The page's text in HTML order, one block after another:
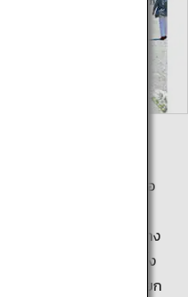
ตามคลองโดยมีกัปตันเรือ
ไปตามฤดูกาลและช่วง
เภท แบบกลางวันและกลาง
พลินของการชมวิวที่น่าทึ่ง
โดยคุณจะอยู่บนเรือที่โยก